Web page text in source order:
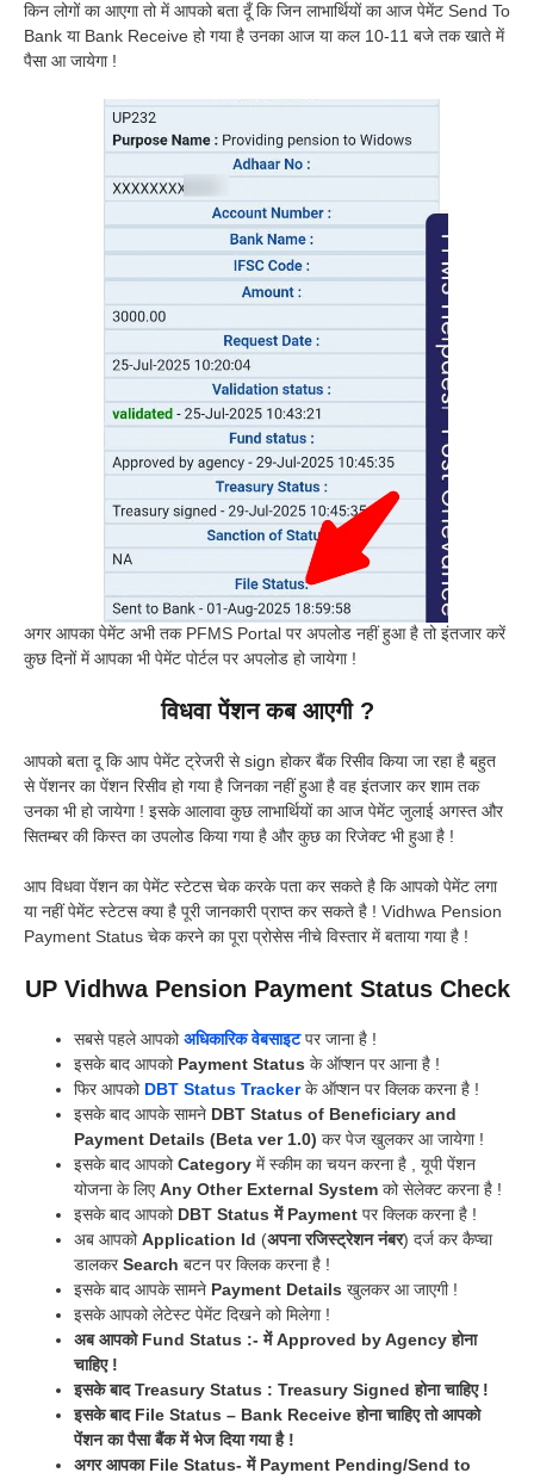
किन लोगों का आएगा तो में आपको बता दूँ कि जिन लाभार्थियों का आज पेमेंट Send To
Bank या Bank Receive हो गया है उनका आज या कल 10-11 बजे तक खाते में
पैसा आ जायेगा !
अगर आपका पेमेंट अभी तक PFMS Portal पर अपलोड नहीं हुआ है तो इंतजार करें
कुछ दिनों में आपका भी पेमेंट पोर्टल पर अपलोड हो जायेगा !
विधवा पेंशन कब आएगी ?
आपको बता दू कि आप पेमेंट ट्रेजरी से sign होकर बैंक रिसीव किया जा रहा है बहुत
से पेंशनर का पेंशन रिसीव हो गया है जिनका नहीं हुआ है वह इंतजार कर शाम तक
उनका भी हो जायेगा ! इसके आलावा कुछ लाभार्थियों का आज पेमेंट जुलाई अगस्त और
सितम्बर की किस्त का उपलोड किया गया है और कुछ का रिजेक्ट भी हुआ है !
आप विधवा पेंशन का पेमेंट स्टेटस चेक करके पता कर सकते है कि आपको पेमेंट लगा
या नहीं पेमेंट स्टेटस क्या है पूरी जानकारी प्राप्त कर सकते है ! Vidhwa Pension
Payment Status चेक करने का पूरा प्रोसेस नीचे विस्तार में बताया गया है !
UP Vidhwa Pension Payment Status Check
सबसे पहले आपकोअधिकारिक वेबसाइटपर जाना है !
इसके बाद आपको Payment Status के ऑप्शन पर आना है !
फिर आपको DBT Status Trackerके ऑप्शन पर क्लिक करना है !
इसके बाद आपके सामने DBT Status of Beneficiary and
Payment Details (Beta ver 1.0) कर पेज खुलकर आ जायेगा !
इसके बाद आपकोCategory में स्कीम का चयन करना है , यूपी पेंशन
योजना के लिएAny Other External System को सेलेक्ट करना है !
इसके बाद आपको DBT Status में Payment पर क्लिक करना है !
अब आपकोApplication Id (अपना रजिस्ट्रेशन नंबर) दर्ज कर कैप्चा
डालकरSearch बटन पर क्लिक करना है !
इसके बाद आपके सामने Payment Details खुलकर आ जाएगी !
इसके आपको लेटेस्ट पेमेंट दिखने को मिलेगा !
अब आपको Fund Status :- में Approved by Agency होना
चाहिए !
इसके बाद Treasury Status : Treasury Signed होना चाहिए !
इसके बाद File Status – Bank Receive होना चाहिए तो आपको
पेंशन का पैसा बैंक में भेज दिया गया है !
अगर आपका File Status- में Payment Pending/Send to